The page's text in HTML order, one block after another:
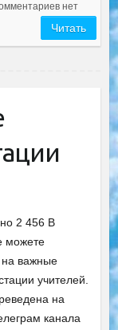
нет
Читать
2 456 В
можете
на важные
учителей.
на
канала